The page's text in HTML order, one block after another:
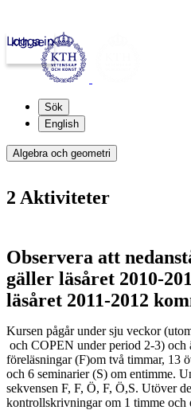
kth.se
Logga in
Sök
English
Algebra och geometri
2 Aktiviteter
Observera att
gäller läsåret 2010-
läsåret 2011-2012
Kursen pågår under sju veckor
och COPEN under period 2-3) och
föreläsningar (F)om två timmar, 13
och 6 seminarier (S) om entimme.
sekvensen F, F, Ö, F, Ö,S. Utöver
kontrollskrivningar om 1 timme och